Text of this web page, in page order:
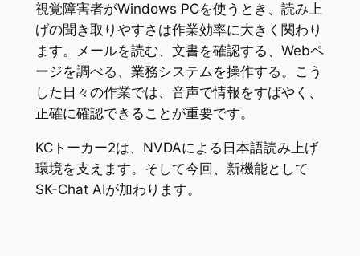
視覚障害者がWindows PCを使うとき、読み上
げの聞き取りやすさは作業効率に大きく関わり
ます。メールを読む、文書を確認する、Webペ
ージを調べる、業務システムを操作する。こう
した日々の作業では、音声で情報をすばやく、
正確に確認できることが重要です。
KCトーカー2は、NVDAによる日本語読み上げ
環境を支えます。そして今回、新機能として
SK-Chat AIが加わります。